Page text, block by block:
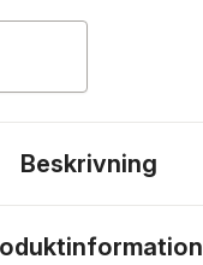
Beskrivning